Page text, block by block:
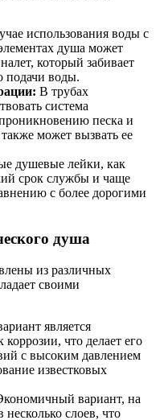
использования воды с
душа может
который забивает
подачи воды.
В трубах
система
песка и
может вызвать ее
душевые лейки, как
срок службы и чаще
с более дорогими
душа
из различных
своими
является
что делает его
с высоким давлением
известковых
вариант, на
слоев, что